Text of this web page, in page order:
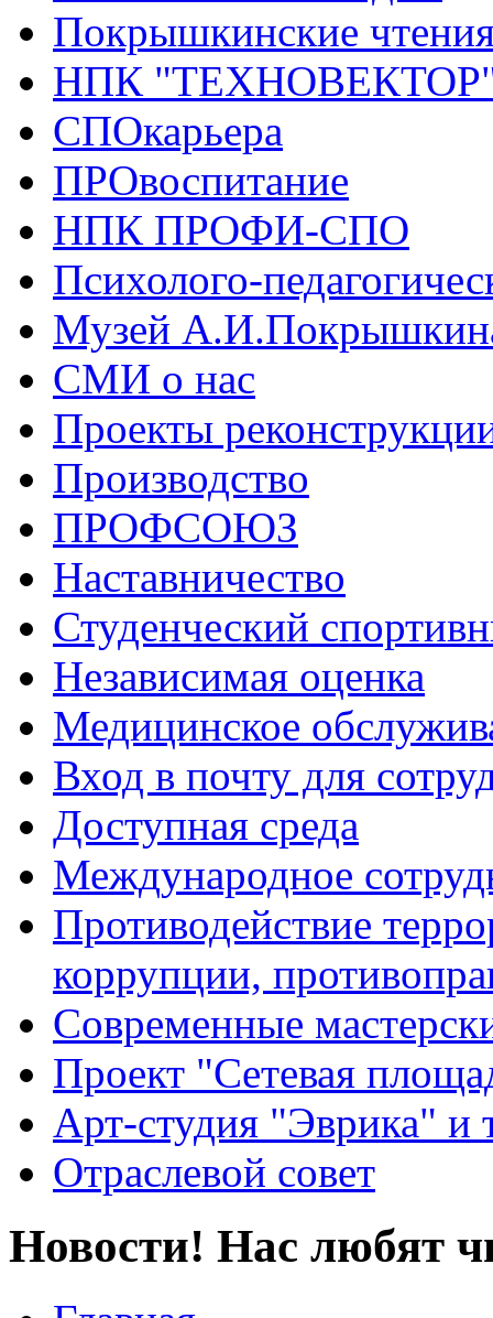
Покрышкинские
НПК
СПОкарьера
ПРОвоспитание
НПК ПРОФИ-СПО
Психолого-
Музей
СМИ о нас
Проекты
Производство
ПРОФСОЮЗ
Наставничество
Студенческий
Независимая оценка
Медицинское
Вход в почту для
Доступная среда
Международное
Противодействие
коррупции,
Современные
Проект "Сетевая
Арт-студия "Эврика" и
Отраслевой совет
Новости! Нас любят